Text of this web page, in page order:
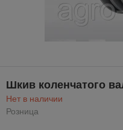
Шкив коленчатого
Нет в наличии
Розница